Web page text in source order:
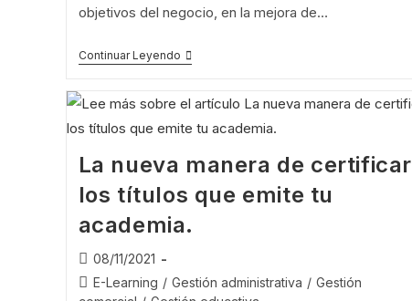
objetivos del negocio, en la mejora de…
Continuar Leyendo
La nueva manera de certificar
los títulos que emite tu
academia.
08/11/2021
E-Learning / Gestión administrativa / Gestión